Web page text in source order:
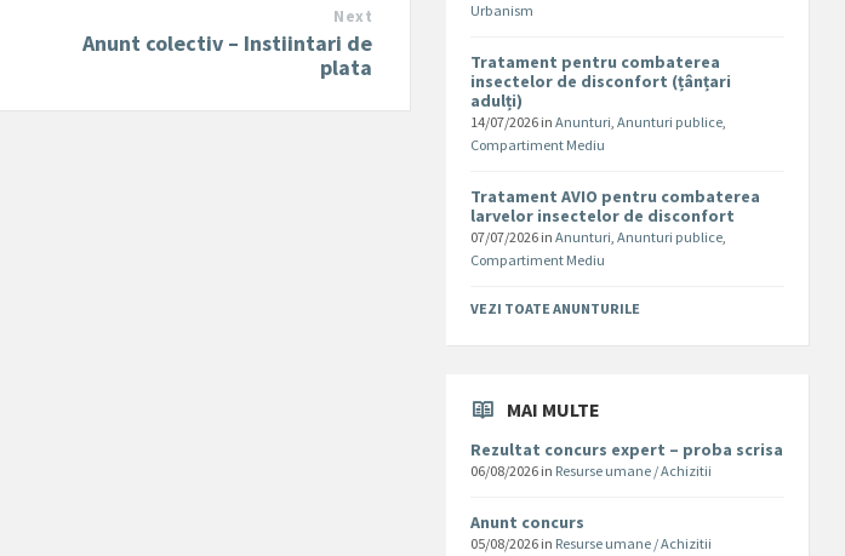
Next
Anunt colectiv – Instiintari de
plata
Urbanism
Tratament pentru combaterea
insectelor de disconfort (țânțari
adulți)
14/07/2026 inAnunturi,Anunturi publice,
Compartiment Mediu
Tratament AVIO pentru combaterea
larvelor insectelor de disconfort
07/07/2026 inAnunturi,Anunturi publice,
Compartiment Mediu
VEZI TOATE ANUNTURILE
MAI MULTE
Rezultat concurs expert – proba scrisa
06/08/2026 in Resurse umane / Achizitii
Anunt concurs
05/08/2026 in Resurse umane / Achizitii